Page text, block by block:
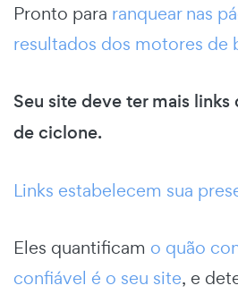
Pronto para ranquear nas
resultados dos motores de
Seu site deve ter mais
de ciclone.
Links estabelecem sua
Eles quantificam o quão
confiável é o seu site, e